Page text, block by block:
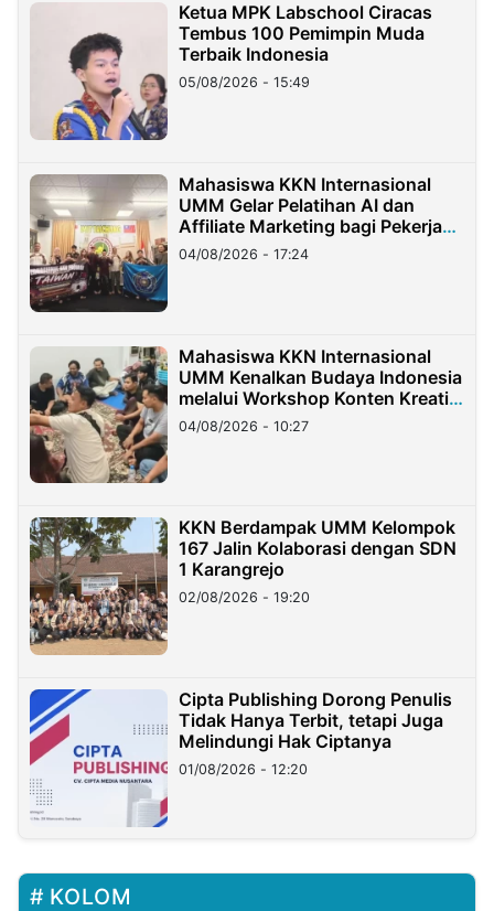
Ketua MPK Labschool Ciracas
Tembus 100 Pemimpin Muda
Terbaik Indonesia
05/08/2026 - 15:49
Mahasiswa KKN Internasional
UMM Gelar Pelatihan AI dan
Affiliate Marketing bagi Pekerja
Migran Indonesia di Taiwan
04/08/2026 - 17:24
Mahasiswa KKN Internasional
UMM Kenalkan Budaya Indonesia
melalui Workshop Konten Kreatif
di Taiwan
04/08/2026 - 10:27
KKN Berdampak UMM Kelompok
167 Jalin Kolaborasi dengan SDN
1 Karangrejo
02/08/2026 - 19:20
Cipta Publishing Dorong Penulis
Tidak Hanya Terbit, tetapi Juga
Melindungi Hak Ciptanya
01/08/2026 - 12:20
KOLOM